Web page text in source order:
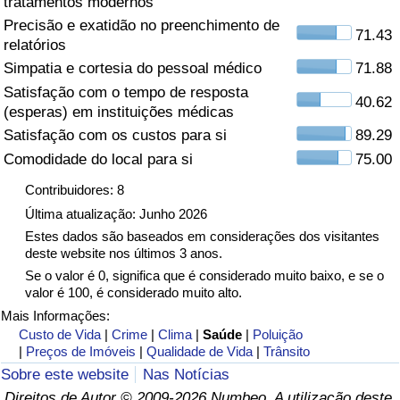
Precisão e exatidão no preenchimento de
relatórios
71.43
Simpatia e cortesia do pessoal médico
71.88
Satisfação com o tempo de resposta
(esperas) em instituições médicas
40.62
Satisfação com os custos para si
89.29
Comodidade do local para si
75.00
Contribuidores: 8
Última atualização: Junho 2026
Estes dados são baseados em considerações dos visitantes
deste website nos últimos 3 anos.
Se o valor é 0, significa que é considerado muito baixo, e se o
valor é 100, é considerado muito alto.
Mais Informações:
Custo de Vida |Crime |Clima |Saúde | Poluição
| Preços de Imóveis |Qualidade de Vida |Trânsito
Sobre este website
Nas Notícias
Saúde
Indicador de Saúde (Atual)
Indicador de Saúde
Indicador de Saúde por País
Poluição
Indicador de Poluição (Atual)
Índice de poluição
Indicador de Poluição por País
Trânsito